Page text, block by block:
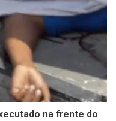
na frente do